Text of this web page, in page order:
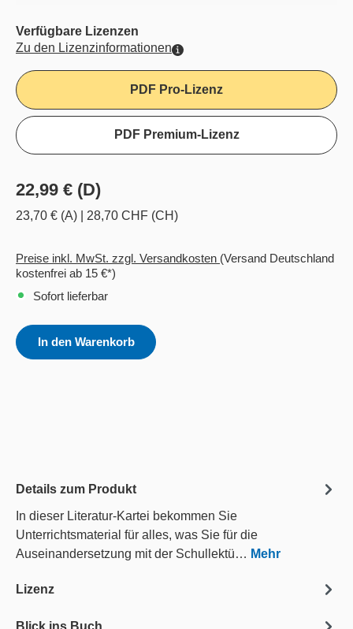
Verfügbare Lizenzen
Zu den Lizenzinformationen
PDF Pro-Lizenz
PDF Premium-Lizenz
22,99 € (D)
23,70 € (A) 28,70 CHF (CH)
Preise inkl. MwSt. zzgl. Versandkosten (Versand Deutschland
kostenfrei ab 15 €*)
Sofort lieferbar
In den Warenkorb
Details zum Produkt
In dieser Literatur-Kartei bekommen Sie
Unterrichtsmaterial für alles, was Sie für die
Auseinandersetzung mit der Schullektü… Mehr
Lizenz
Blick ins Buch